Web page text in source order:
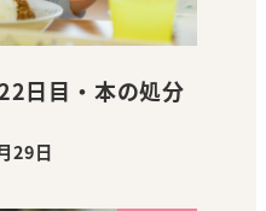
日目・本の処分
29日